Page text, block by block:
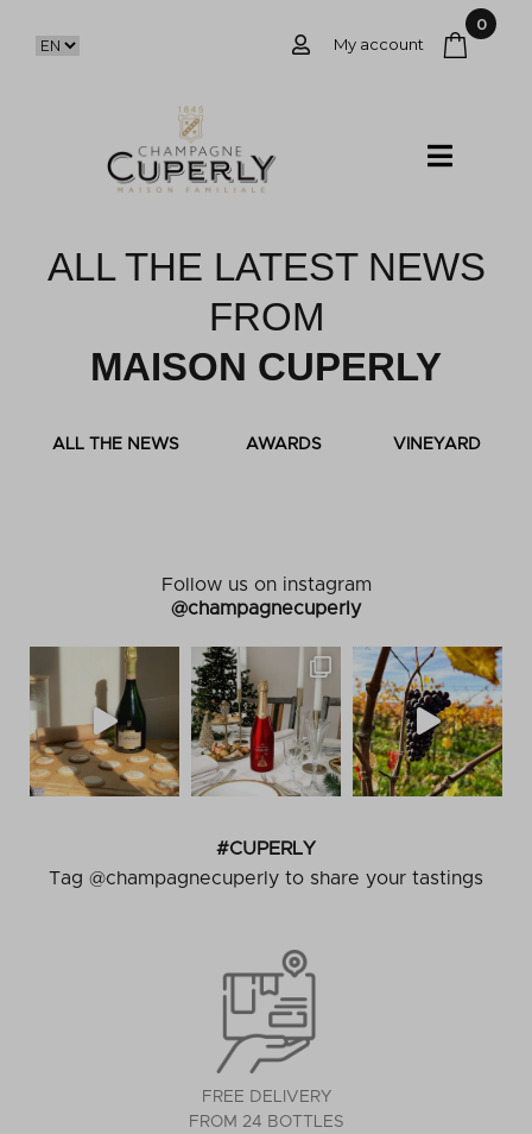
My account
0
ALL THE LATEST NEWS
FROM
MAISON CUPERLY
ALL THE NEWS AWARDS VINEYARD
Follow us on instagram
@champagnecuperly
#CUPERLY
Tag @champagnecuperly to share your tastings
FREE DELIVERY
FROM 24 BOTTLES